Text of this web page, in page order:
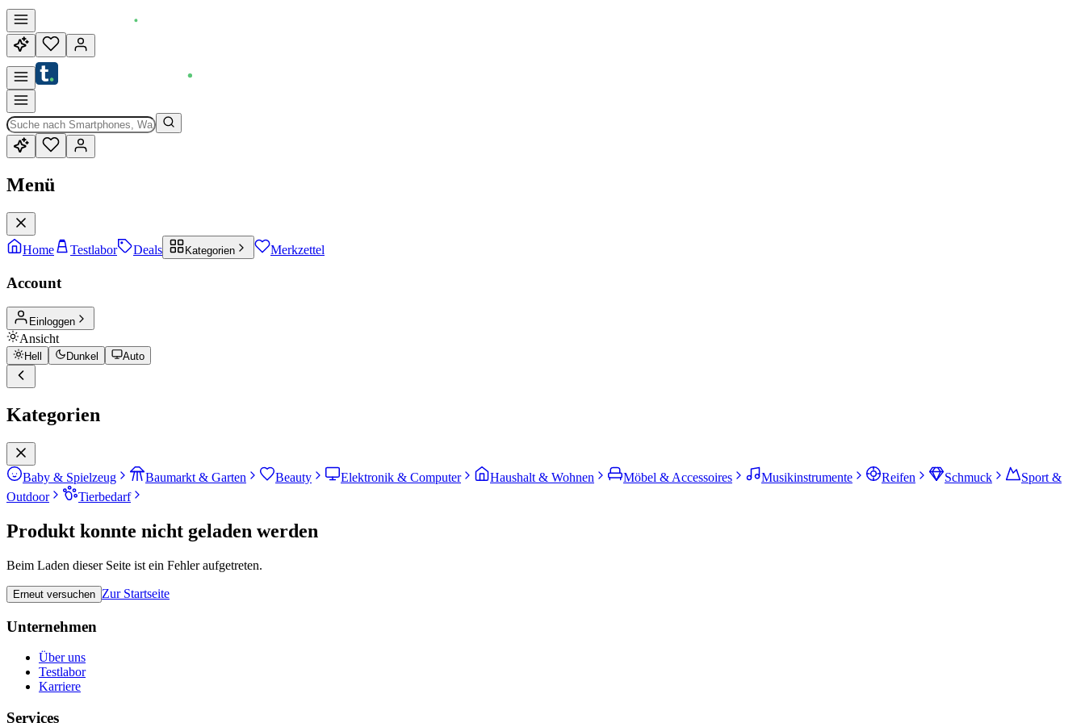
Menü
Home Testlabor Deals Kategorien Merkzettel
Account
Einloggen
Ansicht
Hell Dunkel Auto
Kategorien
Baby & Spielzeug Baumarkt & Garten Beauty Elektronik & Computer Haushalt & Wohnen Möbel & Accessoires Musikinstrumente Reifen Schmuck
Sport &
Outdoor
Tierbedarf
Produkt konnte nicht geladen werden
Beim Laden dieser Seite ist ein Fehler aufgetreten.
Erneut versuchen Zur Startseite
Unternehmen
Über uns
Testlabor
Karriere
Services